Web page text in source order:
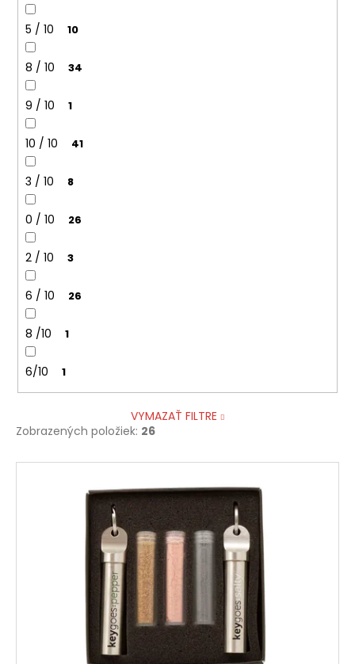
5 / 10 10
8 / 10 34
9 / 10 1
10 / 10 41
3 / 10 8
0 / 10 26
2 / 10 3
6 / 10 26
8 /10 1
6/10 1
VYMAZAŤ FILTRE
Zobrazených položiek: 26
V